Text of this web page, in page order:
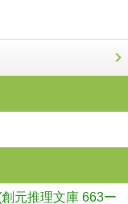
元推理文庫 663ー